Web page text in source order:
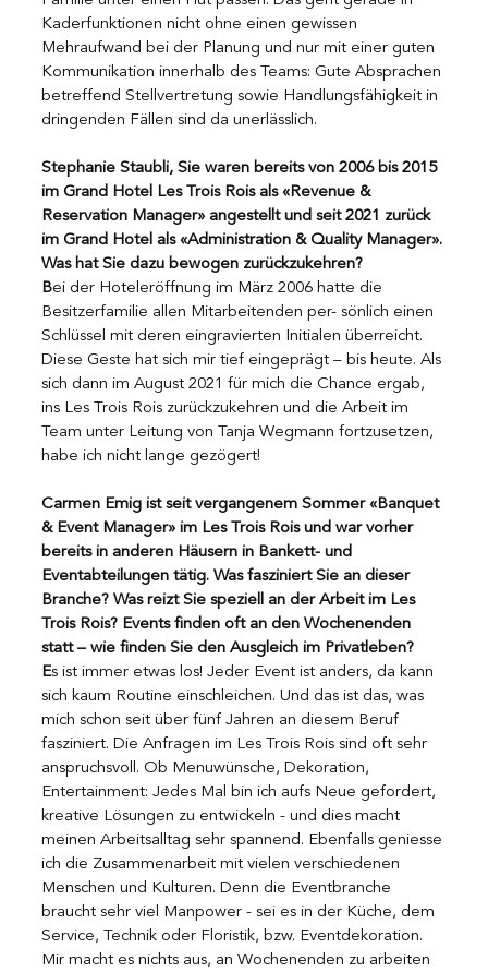
Kaderfunktionen nicht ohne einen gewissen
Mehraufwand bei der Planung und nur mit einer guten
Kommunikation innerhalb des Teams: Gute Absprachen
betreffend Stellvertretung sowie Handlungsfähigkeit in
dringenden Fällen sind da unerlässlich.
Stephanie Staubli, Sie waren bereits von 2006 bis 2015
im Grand Hotel Les Trois Rois als «Revenue &
Reservation Manager» angestellt und seit 2021 zurück
im Grand Hotel als «Administration & Quality Manager».
Was hat Sie dazu bewogen zurückzukehren?
Bei der Hoteleröffnung im März 2006 hatte die
Besitzerfamilie allen Mitarbeitenden per- sönlich einen
Schlüssel mit deren eingravierten Initialen überreicht.
Diese Geste hat sich mir tief eingeprägt – bis heute. Als
sich dann im August 2021 für mich die Chance ergab,
ins Les Trois Rois zurückzukehren und die Arbeit im
Team unter Leitung von Tanja Wegmann fortzusetzen,
habe ich nicht lange gezögert!
Carmen Emig ist seit vergangenem Sommer «Banquet
& Event Manager» im Les Trois Rois und war vorher
bereits in anderen Häusern in Bankett- und
Eventabteilungen tätig. Was fasziniert Sie an dieser
Branche? Was reizt Sie speziell an der Arbeit im Les
Trois Rois? Events finden oft an den Wochenenden
statt – wie finden Sie den Ausgleich im Privatleben?
Es ist immer etwas los! Jeder Event ist anders, da kann
sich kaum Routine einschleichen. Und das ist das, was
mich schon seit über fünf Jahren an diesem Beruf
fasziniert. Die Anfragen im Les Trois Rois sind oft sehr
anspruchsvoll. Ob Menuwünsche, Dekoration,
Entertainment: Jedes Mal bin ich aufs Neue gefordert,
kreative Lösungen zu entwickeln - und dies macht
meinen Arbeitsalltag sehr spannend. Ebenfalls geniesse
ich die Zusammenarbeit mit vielen verschiedenen
Menschen und Kulturen. Denn die Eventbranche
braucht sehr viel Manpower - sei es in der Küche, dem
Service, Technik oder Floristik, bzw. Eventdekoration.
Mir macht es nichts aus, an Wochenenden zu arbeiten